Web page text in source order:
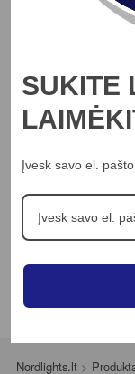
Nordlights.lt >
SUKITE
Įvesk savo el.